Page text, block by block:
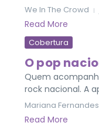
We In The Crowd
Read More
Cobertura
O pop
Quem
rock nacional. A
Mariana Fernandes
Read More